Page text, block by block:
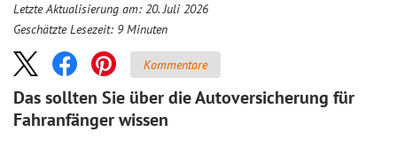
Letzte Aktualisierung am: 20. Juli 2026
Geschätzte Lesezeit: 9 Minuten
Kommentare
Das sollten Sie über die Autoversicherung für
Fahranfänger wissen